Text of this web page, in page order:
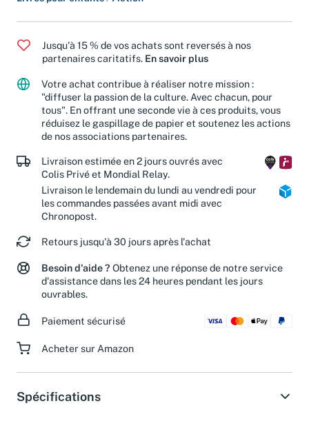
Jusqu'à 15 % de vos achats sont reversés à nos
partenaires caritatifs. En savoir plus
Votre achat contribue à réaliser notre mission :
"diffuser la passion de la culture. Avec chacun, pour
tous". En offrant une seconde vie à ces produits, vous
réduisez le gaspillage de papier et soutenez les actions
de nos associations partenaires.
Livraison estimée en 2 jours ouvrés avec
Colis Privé et Mondial Relay.
Livraison le lendemain du lundi au vendredi pour
les commandes passées avant midi avec
Chronopost.
Retours jusqu'à 30 jours après l'achat
Besoin d'aide ? Obtenez une réponse de notre service
d'assistance dans les 24 heures pendant les jours
ouvrables.
Paiement sécurisé
Acheter sur Amazon
Spécifications